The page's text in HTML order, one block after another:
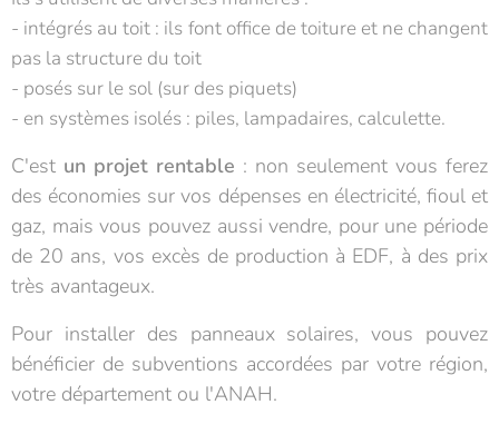
- intégrés au toit : ils font office de toiture et ne changent
pas la structure du toit
- posés sur le sol (sur des piquets)
- en systèmes isolés : piles, lampadaires, calculette.
C'est un projet rentable : non seulement vous ferez
des économies sur vos dépenses en électricité, fioul et
gaz, mais vous pouvez aussi vendre, pour une période
de 20 ans, vos excès de production à EDF, à des prix
très avantageux.
Pour installer des panneaux solaires, vous pouvez
bénéficier de subventions accordées par votre région,
votre département ou l'ANAH.